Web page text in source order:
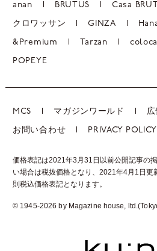
anan BRUTUS Casa
クロワッサン GINZA
&Premium Tarzan
POPEYE
MCS マガジンワールド 広
お問い合わせ PRIVACY POLICY
価格表記は2021年3月31日以前公開記事の
い場合は税抜価格となり、2021年4月1日更
則税込価格表記となります。
© 1945-2026 by Magazine house,